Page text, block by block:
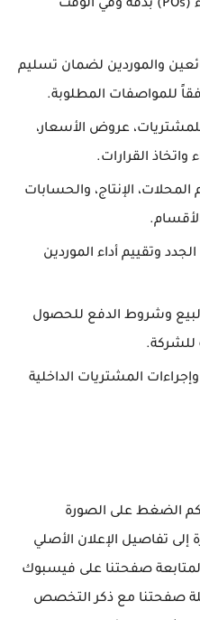
إعداد وإصدار طلبات الشراء (POs) بدقة وفي الوقت
والموردين لضمان تسليم
للمواصفات المطلوبة.
عروض الأسعار،
واتخاذ القرارات.
الإنتاج، والحسابات
وتقييم أداء الموردين
وشروط الدفع للحصول
للشركة.
المشتريات الداخلية
الضغط على الصورة
إلى تفاصيل الإعلان الأصلي
لمتابعة صفحتنا على فيسبوك
صفحتنا مع ذكر التخصص